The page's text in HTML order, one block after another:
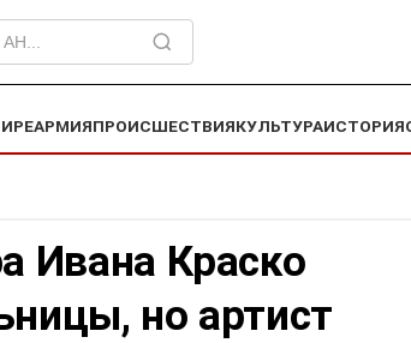
АРМИЯПРОИСШЕСТВИЯКУЛЬТУРАИСТОРИЯ
Ивана Краско
но артист